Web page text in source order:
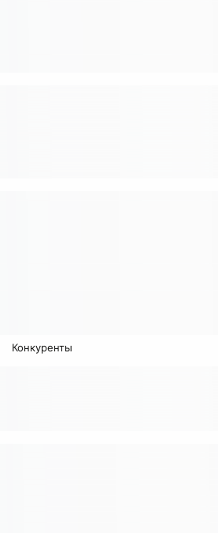
Конкуренты